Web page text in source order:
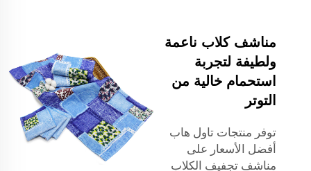
مناشف كلاب ناعمة
ولطيفة لتجربة
استحمام خالية من
التوتر
توفر منتجات تاول هاب
أفضل الأسعار على
مناشف تجفيف الكلاب